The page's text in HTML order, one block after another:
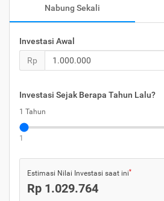
Nabung Sekali
Investasi Awal
Rp
Investasi Sejak Berapa Tahun Lalu?
1 Tahun
1
Estimasi Nilai Investasi saat ini*
Rp 1.029.764